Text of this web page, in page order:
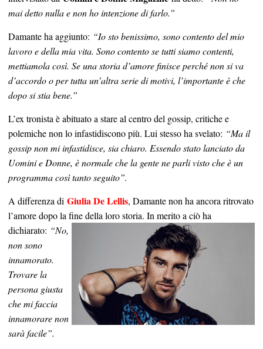
mai detto nulla e non ho intenzione di farlo.”
Damante ha aggiunto: “Io sto benissimo, sono contento del mio
lavoro e della mia vita. Sono contento se tutti siamo contenti,
mettiamola così. Se una storia d’amore finisce perché non si va
d’accordo o per tutta un’altra serie di motivi, l’importante è che
dopo si stia bene.”
L’ex tronista è abituato a stare al centro del gossip, critiche e
polemiche non lo infastidiscono più. Lui stesso ha svelato: “Ma il
gossip non mi infastidisce, sia chiaro. Essendo stato lanciato da
Uomini e Donne, è normale che la gente ne parli visto che è un
programma così tanto seguito”.
A differenza di Giulia De Lellis, Damante non ha ancora ritrovato
l’amore dopo la fine della loro storia. In merito aciò ha
dichiarato: “No,
non sono
innamorato.
Trovare la
persona giusta
che mi faccia
innamorare non
sarà facile”.